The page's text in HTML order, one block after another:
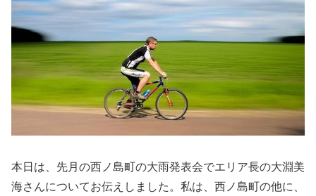
本日は、先月の西ノ島町の大雨発表会でエリア長の大淵美
海さんについてお伝えしました。私は、西ノ島町の他に、